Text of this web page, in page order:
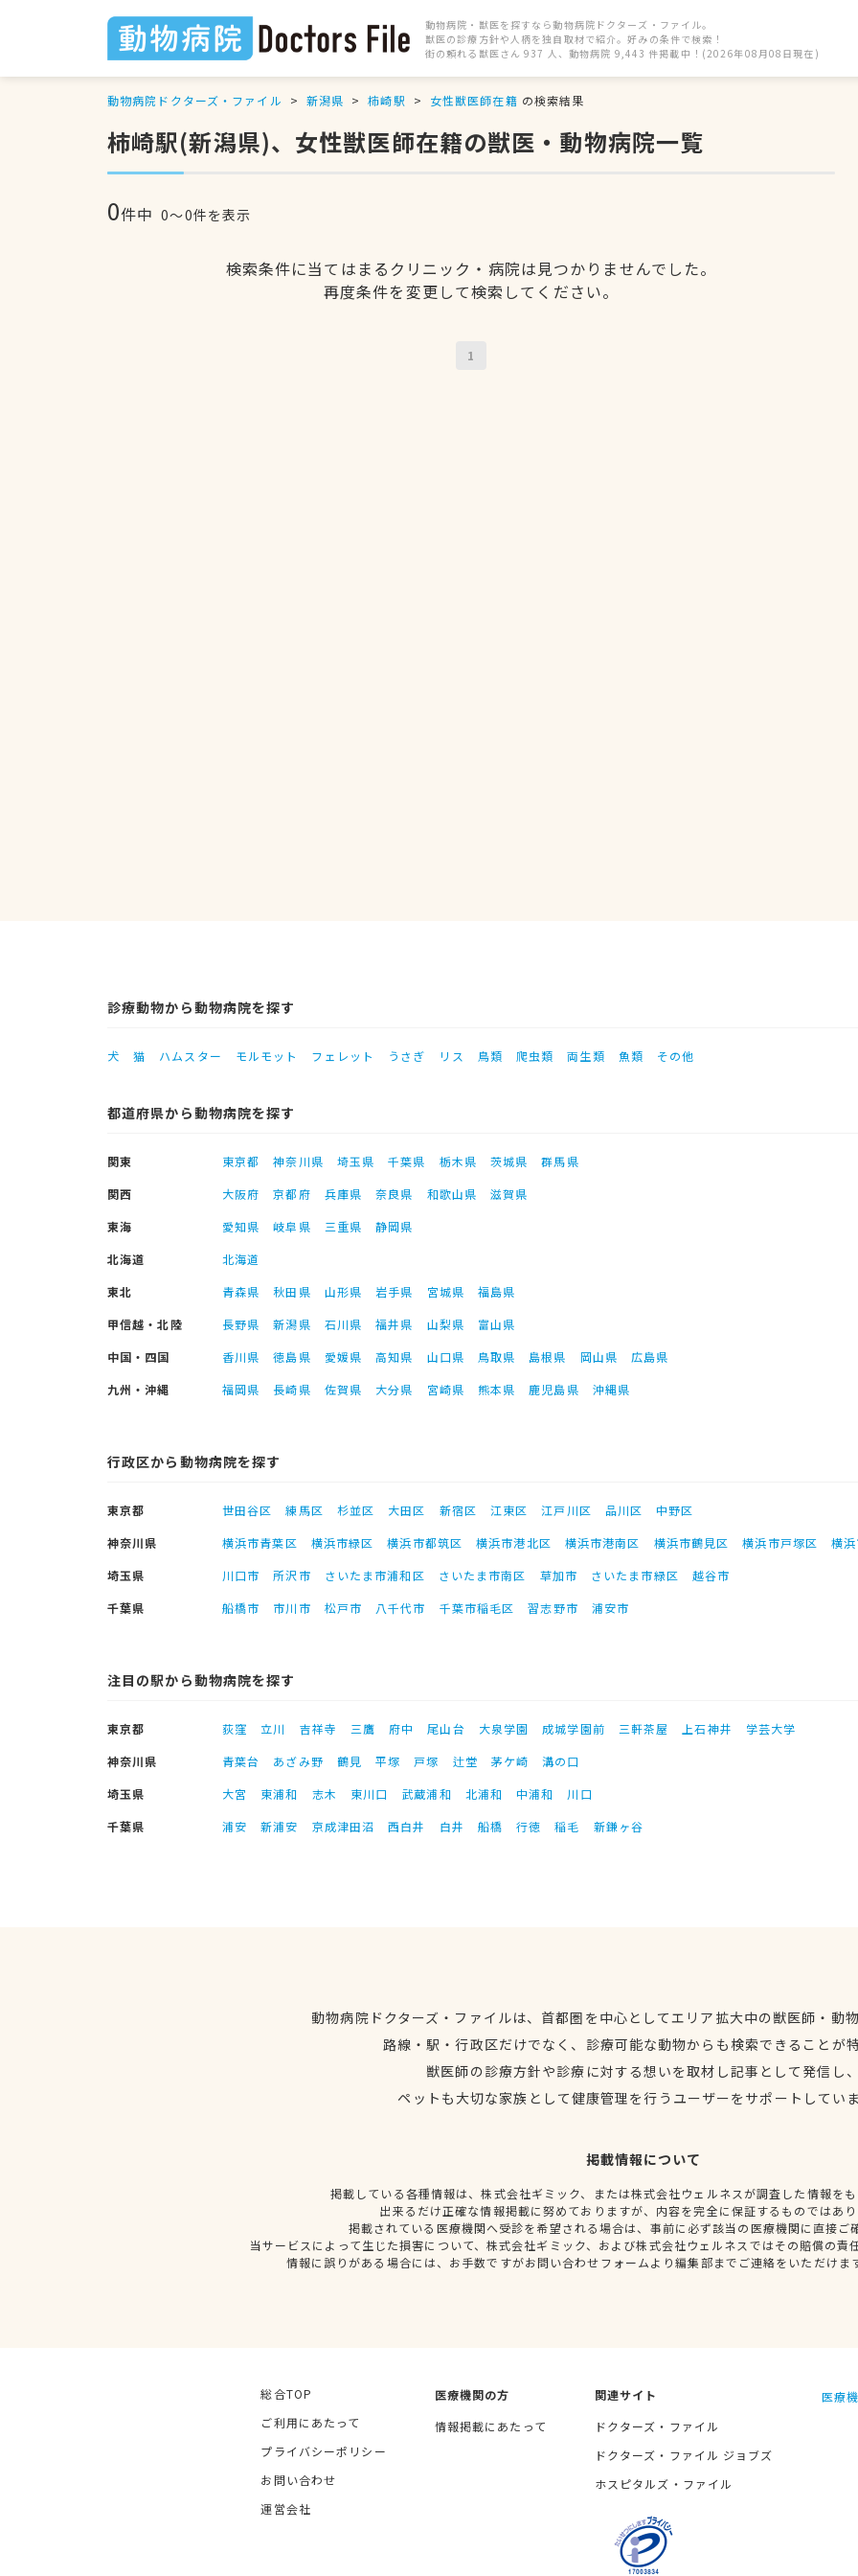
動物病院・獣医を探すなら動物病院ドクターズ・ファイル。
獣医の診療方針や人柄を独自取材で紹介。好みの条件で検索！
街の頼れる獣医さん 937 人、動物病院 9,443 件掲載中！(2026年08月08日現在)
動物病院ドクターズ・ファイル 新潟県 柿崎駅 女性獣医師在籍 の検索結果
柿崎駅(新潟県)、女性獣医師在籍の獣医・動物病院一覧
0件中 0〜0件を表示
検索条件に当てはまるクリニック・病院は見つかりませんでした。
再度条件を変更して検索してください。
1
診療動物から動物病院を探す
犬 猫 ハムスター モルモット フェレット うさぎ リス 鳥類 爬虫類 両生類 魚類 その他
都道府県から動物病院を探す
関東 東京都 神奈川県 埼玉県 千葉県 栃木県 茨城県
群馬県
関西
大阪府 京都府 兵庫県 奈良県 和歌山県
滋賀県
東海
愛知県 岐阜県 三重県
静岡県
北海道
北海道
東北
青森県 秋田県 山形県 岩手県 宮城県
福島県
甲信越・北陸
長野県 新潟県 石川県 福井県 山梨県
富山県
中国・四国
香川県 徳島県 愛媛県 高知県 山口県 鳥取県 島根県 岡山県
広島県
九州・沖縄
福岡県 長崎県 佐賀県 大分県 宮崎県 熊本県 鹿児島県 沖縄県
行政区から動物病院を探す
東京都 世田谷区 練馬区 杉並区 大田区 新宿区 江東区 江戸川区 品川区
中野区
神奈川県
横浜市青葉区 横浜市緑区 横浜市都筑区 横浜市港北区 横浜市港南区 横浜市鶴見区 横浜市戸塚区
横
埼玉県
川口市 所沢市 さいたま市浦和区 さいたま市南区 草加市 さいたま市緑区
越谷市
千葉県
船橋市 市川市 松戸市 八千代市 千葉市稲毛区 習志野市 浦安市
注目の駅から動物病院を探す
東京都 荻窪 立川 吉祥寺 三鷹 府中 尾山台 大泉学園 成城学園前 三軒茶屋 上石神井
学芸大学
神奈川県
青葉台 あざみ野 鶴見 平塚 戸塚 辻堂 茅ケ崎
溝の口
埼玉県
大宮 東浦和 志木 東川口 武蔵浦和 北浦和 中浦和
川口
千葉県
浦安 新浦安 京成津田沼 西白井 白井 船橋 行徳 稲毛 新鎌ヶ谷
動物病院ドクターズ・ファイルは、首都圏を中心としてエリア拡大中の獣医師・動
路線・駅・行政区だけでなく、診療可能な動物からも検索できることが
獣医師の診療方針や診療に対する想いを取材し記事として発信し
ペットも大切な家族として健康管理を行うユーザーをサポートしてい
掲載情報について
掲載している各種情報は、株式会社ギミック、または株式会社ウェルネスが調査した情報を
出来るだけ正確な情報掲載に努めておりますが、内容を完全に保証するものではあ
掲載されている医療機関へ受診を希望される場合は、事前に必ず該当の医療機関に直接ご
当サービスによって生じた損害について、株式会社ギミック、および株式会社ウェルネスではその賠償の責
情報に誤りがある場合には、お手数ですがお問い合わせフォームより編集部までご連絡をいただけま
総合TOP
ご利用にあたって
プライバシーポリシー
お問い合わせ
運営会社
医療機関の方
情報掲載にあたって
関連サイト
ドクターズ・ファイル
ドクターズ・ファイル ジョブズ
ホスピタルズ・ファイル
医療